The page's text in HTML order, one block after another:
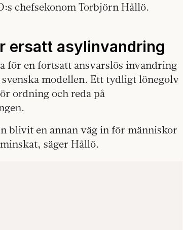
chefsekonom Torbjörn Hållö.
ersatt asylinvandring
för en fortsatt ansvarslös invandring
modellen. Ett tydligt lönegolv
ordning och reda på
blivit en annan väg in för människor
säger Hållö.